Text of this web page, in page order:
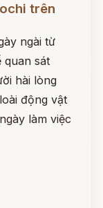
trên
ngài từ
quan sát
hài lòng
động vật
làm việc